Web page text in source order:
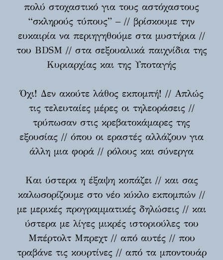
πολύ στοχαστικό για τους αστόχαστους
“σκληρούς τύπους” – // βρίσκουμε την
ευκαιρία να περιηγηθούμε στα μυστήρια //
του BDSM // στα σεξουαλικά παιχνίδια της
Κυριαρχίας και της Υποταγής
Όχι! Δεν ακούτε λάθος εκπομπή! // Απλώς
τις τελευταίες μέρες οι τηλεοράσεις //
τρύπωσαν στις κρεβατοκάμαρες της
εξουσίας // όπου οι εραστές αλλάζουν για
άλλη μια φορά // ρόλους και σύνεργα
Και ύστερα η έξαψη κοπάζει // και σας
καλωσορίζουμε στο νέο κύκλο εκπομπών //
με μερικές προγραμματικές δηλώσεις // και
ύστερα με λίγες μικρές ιστοριούλες του
Μπέρτολτ Μπρεχτ // από αυτές // που
τραβάνε τις κουρτίνες // από τα μποντουάρ